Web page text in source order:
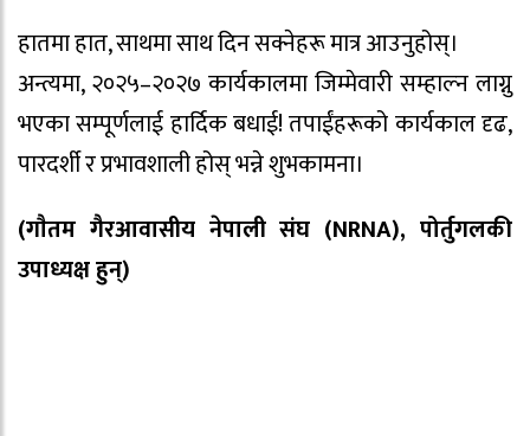
हातमा हात, साथमा साथ दिन सक्नेहरू मात्र आउनुहोस्।
अन्त्यमा, २०२५–२०२७ कार्यकालमा जिम्मेवारी सम्हाल्न लाग्नु
भएका सम्पूर्णलाई हार्दिक बधाई! तपाईंहरूको कार्यकाल दृढ,
पारदर्शी र प्रभावशाली होस् भन्ने शुभकामना।
(गाैतम गैरआवासीय नेपाली संघ (NRNA), पोर्तुगलकी
उपाध्यक्ष हुन्)